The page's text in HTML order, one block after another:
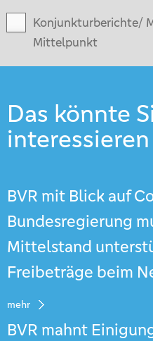
Konjunkturberichte/
Mittelpunkt
Das könnte
interessieren
BVR mit Blick auf
Bundesregierung
Mittelstand
Freibeträge beim
mehr
BVR mahnt